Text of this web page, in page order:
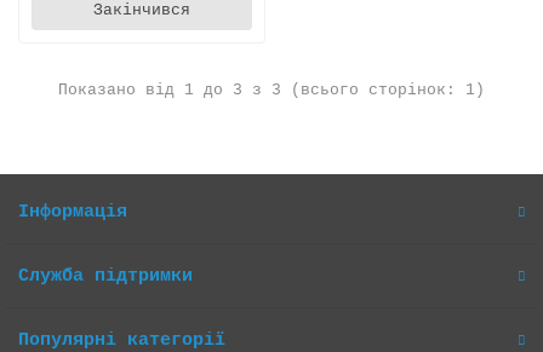
Закінчився
Показано від 1 до 3 з 3 (всього сторінок: 1)
Інформація
Служба підтримки
Популярні категорії